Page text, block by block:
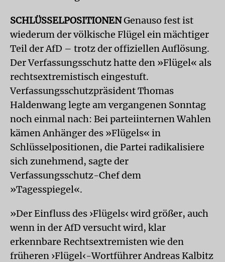
SCHLÜSSELPOSITIONENGenauso fest ist
wiederum der völkische Flügel ein mächtiger
Teil der AfD – trotz der offiziellen Auflösung.
Der Verfassungsschutz hatte den »Flügel« als
rechtsextremistisch eingestuft.
Verfassungsschutzpräsident Thomas
Haldenwang legte am vergangenen Sonntag
noch einmal nach: Bei parteiinternen Wahlen
kämen Anhänger des »Flügels« in
Schlüsselpositionen, die Partei radikalisiere
sich zunehmend, sagte der
Verfassungsschutz-Chef dem
»Tagesspiegel«.
»Der Einfluss des ›Flügels‹ wird größer, auch
wenn in der AfD versucht wird, klar
erkennbare Rechtsextremisten wie den
früheren ›Flügel‹-Wortführer Andreas Kalbitz